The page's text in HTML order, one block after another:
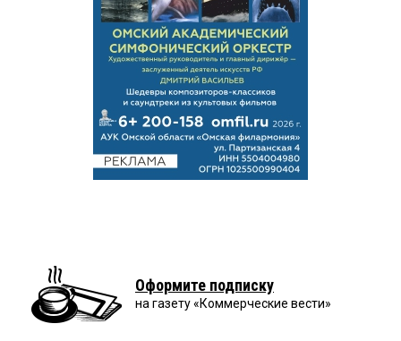
Оформите подписку
на газету «Коммерческие вести»